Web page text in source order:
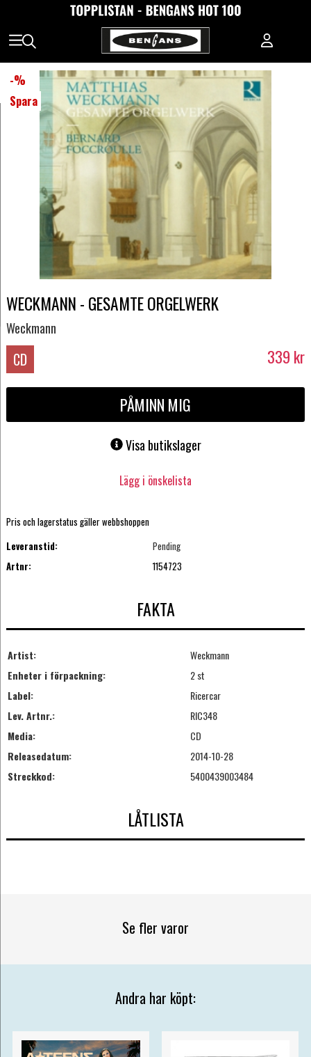
-%
Spara
WECKMANN - GESAMTE ORGELWERK
Weckmann
CD 339 kr
PÅMINN MIG
Visa butikslager
Lägg i önskelista
Pris och lagerstatus gäller webbshoppen
Leveranstid:
Pending
Artnr:
1154723
FAKTA
Artist:
Weckmann
Enheter i förpackning:
2 st
Label:
Ricercar
Lev. Artnr.:
RIC348
Media:
CD
Releasedatum:
2014-10-28
Streckkod:
5400439003484
LÅTLISTA
Se fler varor
Andra har köpt: